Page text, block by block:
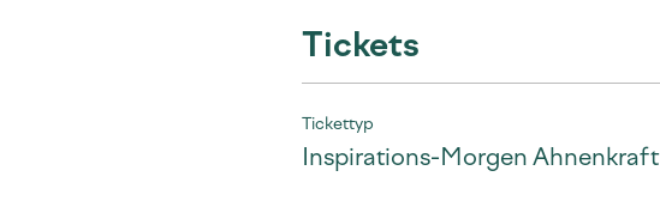
Tickets
Tickettyp
Inspirations-Morgen Ahnenkraft